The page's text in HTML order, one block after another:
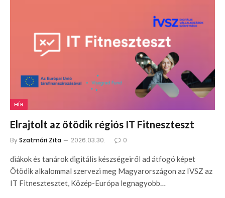
HÍR
Elrajtolt az ötödik régiós IT Fitneszteszt
BySzatmári Zita 2026.03.30. 0
diákok és tanárok digitális készségeiről ad átfogó képet
Ötödik alkalommal szervezi meg Magyarországon az IVSZ az
IT Fitnesztesztet, Közép-Európa legnagyobb…